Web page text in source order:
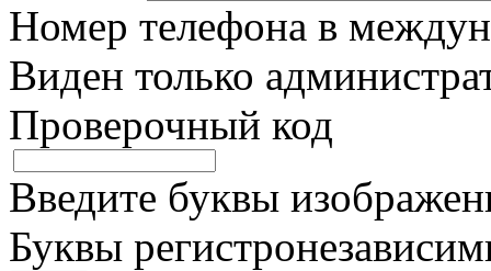
Номер телефона в
Виден только
Проверочный код
Введите буквы
Буквы